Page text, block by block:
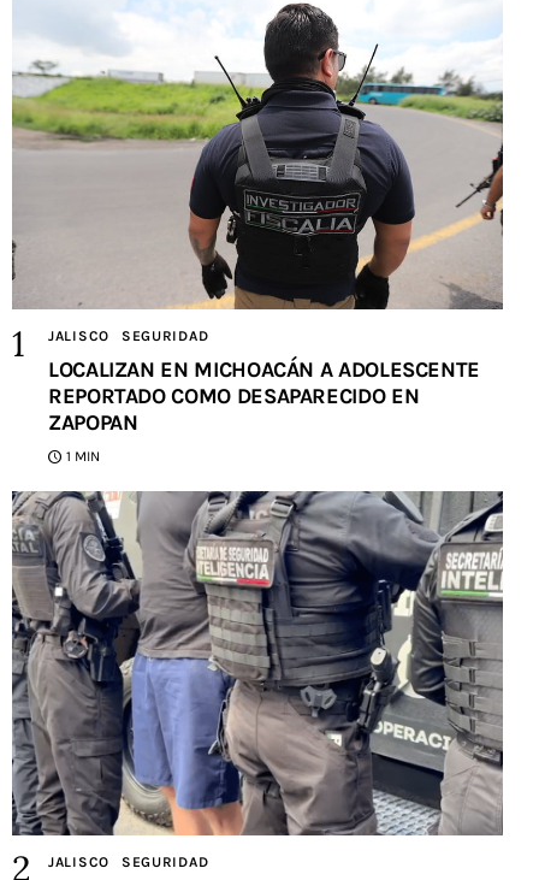
JALISCO SEGURIDAD
LOCALIZAN EN MICHOACÁN A ADOLESCENTE
REPORTADO COMO DESAPARECIDO EN
ZAPOPAN
1 MIN
JALISCO SEGURIDAD